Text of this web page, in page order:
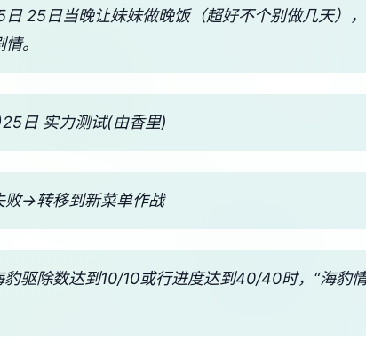
25日当晚让妹妹做晚饭（超好不个别做几天）
。
日 实力测试(由香里)
败→转移到新菜单作战
驱除数达到10/10或行进度达到40/40时，“海豹